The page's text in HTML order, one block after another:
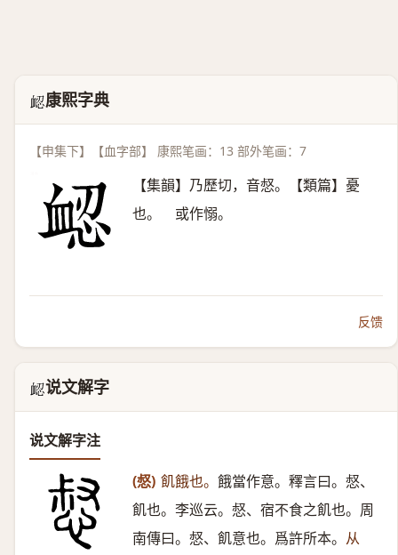
𧖷 康熙字典
【申集下】【血字部】 康熙笔画：13 部外笔画：7
【集韻】乃歷切，音惄。【類篇】憂
也。 或作愵。
反馈
𧖷说文解字
说文解字注
(惄) 飢餓也。 餓當作意。釋言曰。惄、
飢也。李巡云。惄、宿不食之飢也。周
南傳曰。惄、飢意也。爲許所本。 从